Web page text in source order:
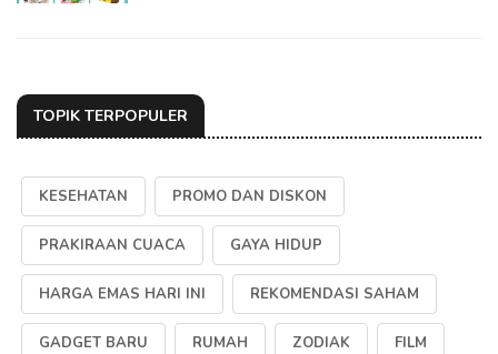
TOPIK TERPOPULER
KESEHATAN PROMO DAN DISKON
PRAKIRAAN CUACA GAYA HIDUP
HARGA EMAS HARI INI REKOMENDASI SAHAM
GADGET BARU RUMAH ZODIAK FILM